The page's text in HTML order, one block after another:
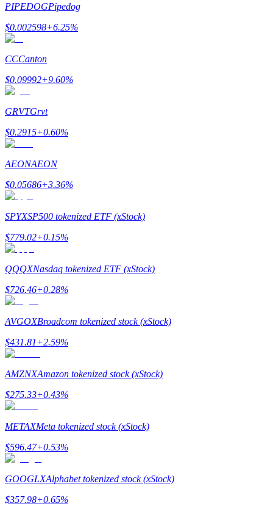
Earn
Power Piggy
Gana recompensas competitivas diariamente
Staking
Alta rentabilidad y acceso instantáneo
Launchpool
PIPEDOGPipedog
$0.002598+6.25%
CCCanton
$0.09992+9.60%
GRVTGrvt
$0.2915+0.60%
AEONAEON
$0.05686+3.36%
SPYXSP500 tokenized ETF (xStock)
$779.02+0.15%
QQQXNasdaq tokenized ETF (xStock)
$726.46+0.28%
AVGOXBroadcom tokenized stock (xStock)
$431.81+2.59%
AMZNXAmazon tokenized stock (xStock)
$275.33+0.43%
METAXMeta tokenized stock (xStock)
$596.47+0.53%
GOOGLXAlphabet tokenized stock (xStock)
$357.98+0.65%